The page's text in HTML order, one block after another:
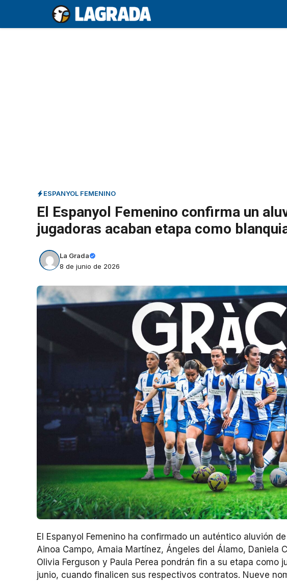
contenido
ESPANYOL FEMENINO
El Espanyol Femenino confirma un
jugadoras acaban etapa como
La Grada
8 de junio de 2026
El Espanyol Femenino ha confirmado un auténtico aluvión
Ainoa Campo, Amaia Martínez, Ángeles del Álamo, Daniela
Olivia Ferguson y Paula Perea pondrán fin a su etapa como
junio, cuando finalicen sus respectivos contratos. Nueve